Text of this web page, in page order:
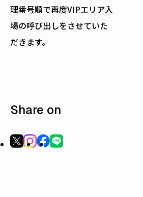
理番号順で再度VIPエリア入
場の呼び出しをさせていた
だきます。
Share on